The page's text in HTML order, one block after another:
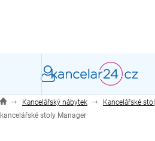
Kancelářský nábytek Kancelářské
kancelářské stoly Manager